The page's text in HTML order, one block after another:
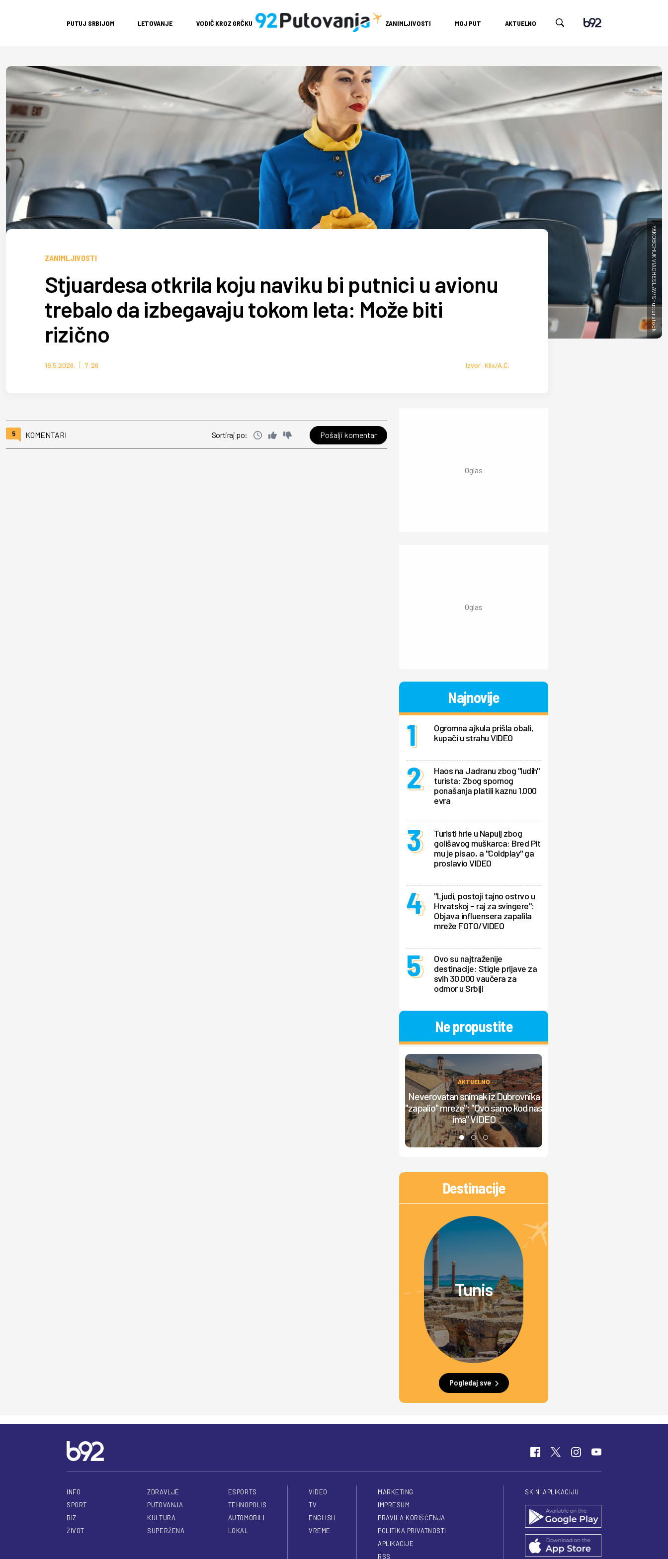
PUTUJ SRBIJOM LETOVANJE VODIČ KROZ GRČKU ZANIMLJIVOSTI MOJ PUT AKTUELNO
YAKOBCHUK VIACHESLAV/Shutterstock
ZANIMLJIVOSTI
Stjuardesa otkrila koju naviku bi putnici u avionu
trebalo da izbegavaju tokom leta: Može biti
rizično
18.5.2026. 7:26 Izvor: Klix/A.Ć.
5 KOMENTARI Sortiraj po: Pošalji komentar
Najnovije
Ogromna ajkula prišla obali,
kupači u strahu VIDEO
Haos na Jadranu zbog "ludih"
turista: Zbog spornog
ponašanja platili kaznu 1.000
evra
Turisti hrle u Napulj zbog
golišavog muškarca: Bred Pit
mu je pisao, a "Coldplay" ga
proslavio VIDEO
"Ljudi, postoji tajno ostrvo u
Hrvatskoj – raj za svingere":
Objava influensera zapalila
mreže FOTO/VIDEO
Ovo su najtraženije
destinacije: Stigle prijave za
svih 30.000 vaučera za
odmor u Srbiji
Ne propustite
AKTUELNO
Neverovatan snimak iz Dubrovnika
"zapalio" mreže": "Ovo samo kod nas
ima" VIDEO
Destinacije
Tunis
Pogledaj sve
INFO
SPORT
BIZ
ŽIVOT
ZDRAVLJE
PUTOVANJA
KULTURA
SUPERŽENA
ESPORTS
TEHNOPOLIS
AUTOMOBILI
LOKAL
VIDEO
TV
ENGLISH
VREME
MARKETING
IMPRESUM
PRAVILA KORIŠĆENJA
POLITIKA PRIVATNOSTI
APLIKACIJE
RSS
SKINI APLIKACIJU